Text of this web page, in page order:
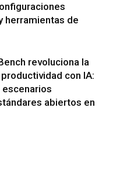
herramientas de
revoluciona la
con IA:
abiertos en